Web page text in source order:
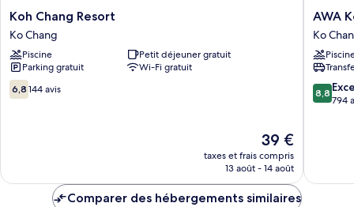
Koh
Chang
Resort
Ko
Chang
Koh Chang Resort
Ko Chang
Piscine
Petit déjeuner gratuit
Parking gratuit
Wi-Fi gratuit
6.8
sur
6,8 144 avis
Le
nouveau
prix
de
39 €
taxes et frais compris
13 août - 14 août
AWA
Koh
Chang
Ko
Chang
AWA
Ko
8.8
sur
8,8
794
Comparer des hébergements similaires